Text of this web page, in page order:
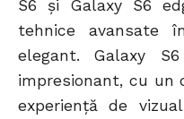
S6 și Galaxy S6
tehnice avansate
elegant. Galaxy
impresionant, cu un
experiență de